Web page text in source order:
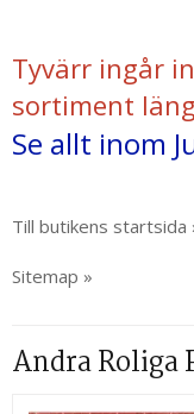
Tyvärr ingår
sortiment
Se allt inom
Till butikens startsida
Sitemap »
Andra Roliga